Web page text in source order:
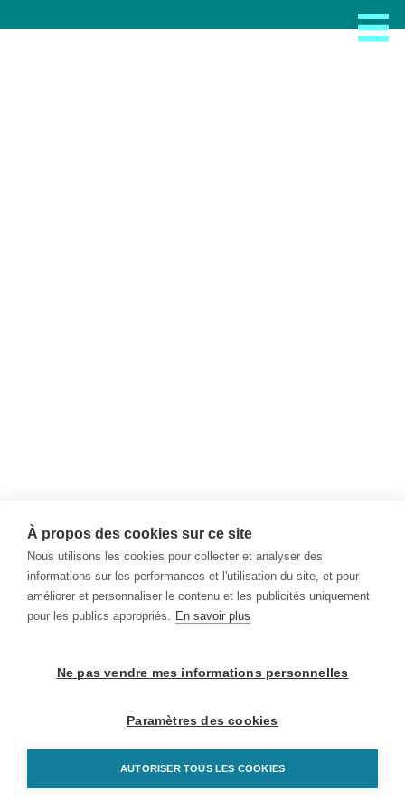
À propos des cookies sur ce site
Nous utilisons les cookies pour collecter et analyser des
informations sur les performances et l'utilisation du site, et pour
améliorer et personnaliser le contenu et les publicités uniquement
pour les publics appropriés. En savoir plus
Ne pas vendre mes informations personnelles
Paramètres des cookies
AUTORISER TOUS LES COOKIES